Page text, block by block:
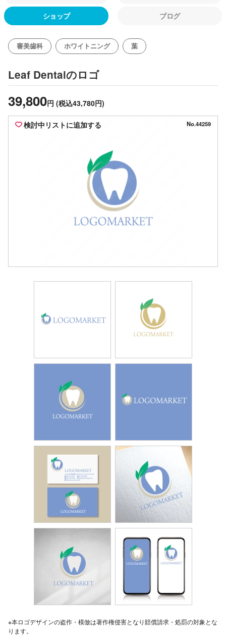
ショップ ブログ
審美歯科 ホワイトニング 葉
Leaf Dentalのロゴ
39,800円 (税込43,780円)
検討中リストに追加する No.44259
※本ロゴデザインの盗作・模倣は著作権侵害となり賠償請求・処罰の対象とな
ります。